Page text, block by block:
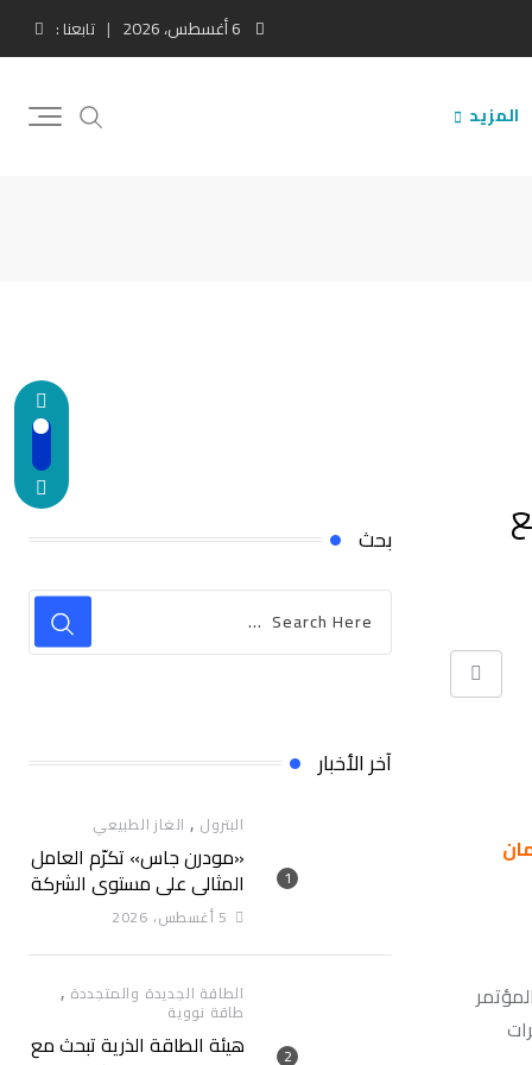
6 أغسطس، 2026 تابعنا :
المزيد
Print
بحث
آخر الأخبار
البترول , الغاز الطبيعي
«مودرن جاس» تكرّم العامل
المثالي علي مستوي الشركة
5 أغسطس، 2026
الطاقة الجديدة والمتجددة ,
طاقة نووية
هيئة الطاقة الذرية تبحث مع